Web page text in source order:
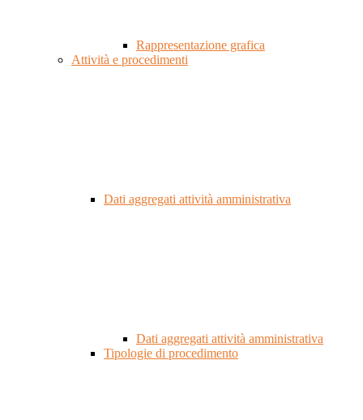
Rappresentazione grafica
Attività e procedimenti
Dati aggregati attività amministrativa
Dati aggregati attività amministrativa
Tipologie di procedimento